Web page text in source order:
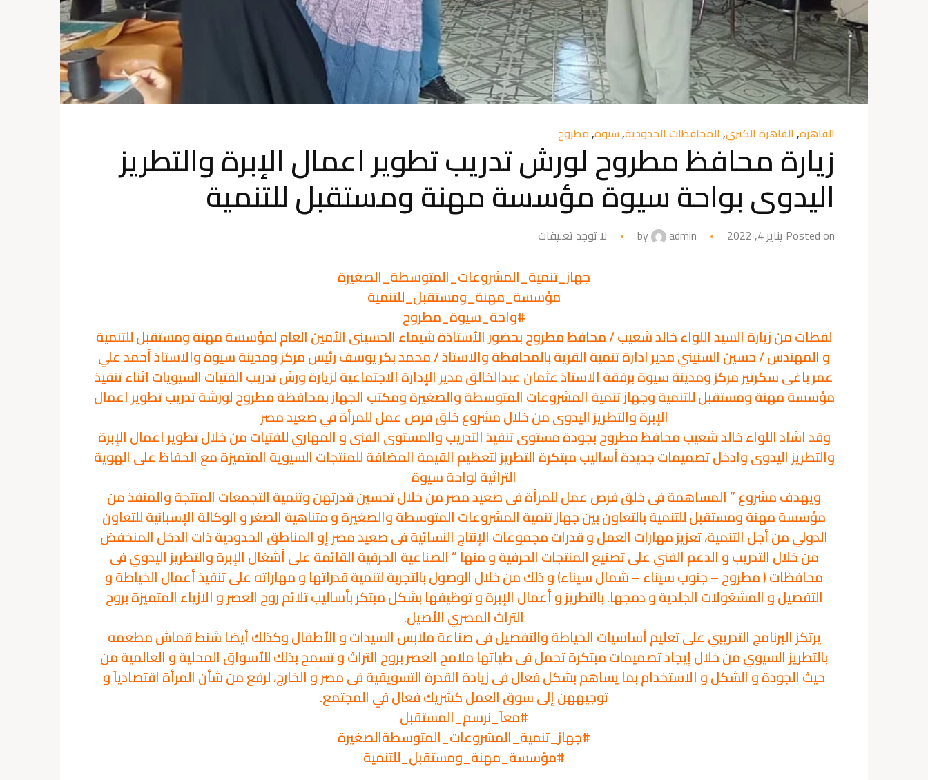
القاهرة,القاهرة الكبري,المحافظات الحدودية,سيوة,مطروح
زيارة محافظ مطروح لورش تدريب تطوير اعمال الإبرة والتطريز
اليدوى بواحة سيوة مؤسسة مهنة ومستقبل للتنمية
Posted on يناير 4, 2022 by admin لا توجد تعليقات
جهاز_تنمية_المشروعات_المتوسطة_الصغيرة
مؤسسة_مهنة_ومستقبل_للتنمية
#واحة_سيوة_مطروح
لقطات من زيارة السيد اللواء خالد شعيب / محافظ مطروح بحضور الأستاذة شيماء الحسينى الأمين العام لمؤسسة مهنة ومستقبل للتنمية
و المهندس / حسين السنيني مدير ادارة تنمية القرية بالمحافظة والاستاذ / محمد بكر يوسف رئيس مركز ومدينة سيوة والاستاذ أحمد علي
عمر باغى سكرتير مركز ومدينة سيوة برفقة الاستاذ عثمان عبدالخالق مدير الإدارة الاجتماعية لزيارة ورش تدريب الفتيات السيويات اثناء تنفيذ
مؤسسة مهنة ومستقبل للتنمية وجهاز تنمية المشروعات المتوسطة والصغيرة ومكتب الجهاز بمحافظة مطروح لورشة تدريب تطوير اعمال
الإبرة والتطريز اليدوى من خلال مشروع خلق فرص عمل للمرأة في صعيد مصر
وقد اشاد اللواء خالد شعيب محافظ مطروح بجودة مستوى تنفيذ التدريب والمستوى الفنى و المهاري للفتيات من خلال تطوير اعمال الإبرة
والتطريز اليدوى وادخل تصميمات جديدة أساليب مبتكرة التطريز لتعظيم القيمة المضافة للمنتجات السيوية المتميزة مع الحفاظ على الهوية
التراثية لواحة سيوة
ويهدف مشروع ” المساهمة فى خلق فرص عمل للمرأة فى صعيد مصر من خلال تحسين قدرتهن وتنمية التجمعات المنتجة والمنفذ من
مؤسسة مهنة ومستقبل للتنمية بالتعاون بين جهاز تنمية المشروعات المتوسطة والصغيرة و متناهية الصغر و الوكالة الإسبانية للتعاون
الدولي من أجل التنمية، تعزيز مهارات العمل و قدرات مجموعات الإنتاج النسائية فى صعيد مصر إو المناطق الحدودية ذات الدخل المنخفض
من خلال التدريب و الدعم الفني على تصنيع المنتجات الحرفية و منها ” الصناعية الحرفية القائمة على أشغال الإبرة والتطريز اليدوي فى
محافظات ( مطروح – جنوب سيناء – شمال سيناء) و ذلك من خلال الوصول بالتجربة لتنمية قدراتها و مهاراته على تنفيذ أعمال الخياطة و
التفصيل و المشغولات الجلدية و دمجها. بالتطريز و أعمال الإبرة و توظيفها بشكل مبتكر بأساليب تلائم روح العصر و الازياء المتميزة بروح
التراث المصري الأصيل.
يرتكز البرنامج التدريبي على تعليم أساسيات الخياطة والتفصيل فى صناعة ملابس السيدات و الأطفال وكذلك أيضا شنط قماش مطعمه
بالتطريز السيوي من خلال إيجاد تصميمات مبتكرة تحمل فى طياتها ملامح العصر بروح التراث و تسمح بذلك للأسواق المحلية و العالمية من
حيث الجودة و الشكل و الاستخدام بما يساهم بشكل فعال فى زيادة القدرة التسويقية فى مصر و الخارج، لرفع من شأن المرأة اقتصادياً و
توجيههن إلى سوق العمل كشريك فعال في المجتمع.
#معاً_نرسم_المستقبل
#جهاز_تنمية_المشروعات_المتوسطةالصغيرة
#مؤسسة_مهنة_ومستقبل_للتنمية